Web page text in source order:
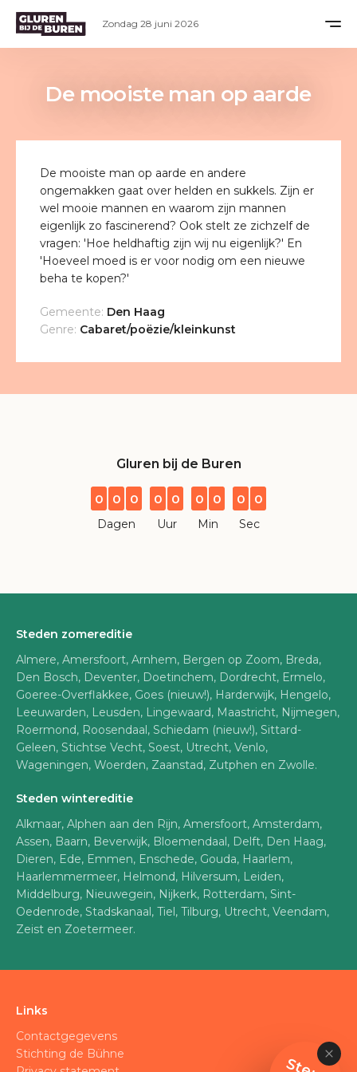
De mooiste man op aarde
De mooiste man op aarde en andere
ongemakken gaat over helden en sukkels. Zijn er
wel mooie mannen en waarom zijn mannen
eigenlijk zo fascinerend? Ook stelt ze zichzelf de
vragen: 'Hoe heldhaftig zijn wij nu eigenlijk?' En
'Hoeveel moed is er voor nodig om een nieuwe
beha te kopen?'
Gemeente: Den Haag
Genre: Cabaret/poëzie/kleinkunst
Gluren bij de Buren
0 0 0
Dagen
0 0
Uur
0 0
Min
0 0
Sec
Steden zomereditie
Almere, Amersfoort, Arnhem, Bergen op Zoom, Breda,
Den Bosch, Deventer, Doetinchem, Dordrecht, Ermelo,
Goeree-Overflakkee, Goes (nieuw!), Harderwijk, Hengelo,
Leeuwarden, Leusden, Lingewaard, Maastricht, Nijmegen,
Roermond, Roosendaal, Schiedam (nieuw!), Sittard-
Geleen, Stichtse Vecht, Soest, Utrecht, Venlo,
Wageningen, Woerden, Zaanstad, Zutphen en Zwolle.
Steden wintereditie
Alkmaar, Alphen aan den Rijn, Amersfoort, Amsterdam,
Assen, Baarn, Beverwijk, Bloemendaal, Delft, Den Haag,
Dieren, Ede, Emmen, Enschede, Gouda, Haarlem,
Haarlemmermeer, Helmond, Hilversum, Leiden,
Middelburg, Nieuwegein, Nijkerk, Rotterdam, Sint-
Oedenrode, Stadskanaal, Tiel, Tilburg, Utrecht, Veendam,
Zeist en Zoetermeer.
Links
Contactgegevens
Stichting de Bühne
Zondag 28 juni 2026